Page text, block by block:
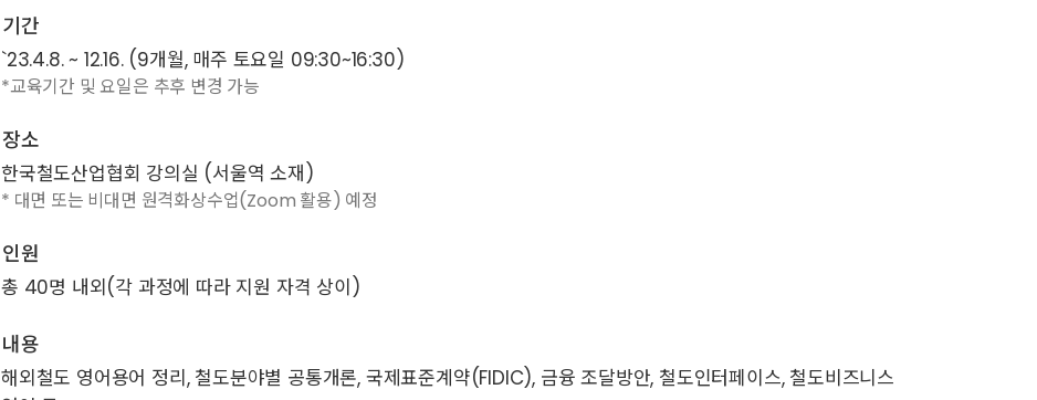
기간
`23.4.8. ~ 12.16. (9개월, 매주 토요일 09:30~16:30)
*교육기간 및 요일은 추후 변경 가능
장소
한국철도산업협회 강의실 (서울역 소재)
* 대면 또는 비대면 원격화상수업(Zoom 활용) 예정
인원
총 40명 내외(각 과정에 따라 지원 자격 상이)
내용
해외철도 영어용어 정리, 철도분야별 공통개론, 국제표준계약(FIDIC), 금융 조달방안, 철도인터페이스, 철도비즈니스